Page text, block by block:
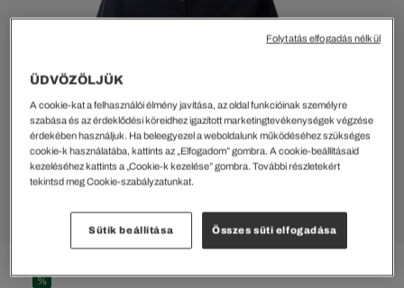
%
ÜDVÖZÖLJÜK
A cookie-kat a felhasználói élmény javítása, az oldal funkcióinak személyre
szabása és az érdeklődési köreidhez igazított marketingtevékenységek végzése
érdekében használjuk. Ha beleegyezel a weboldalunk működéséhez szükséges
cookie-k használatába, kattints az „Elfogadom” gombra. A cookie-beállításaid
kezeléséhez kattints a „Cookie-k kezelése” gombra. További részletekért
tekintsd meg Cookie-szabályzatunkat.
Sütik beállítása Összes süti elfogadása
Folytatás elfogadás nélkül